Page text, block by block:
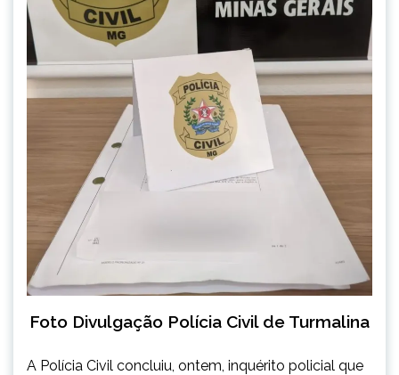
Foto Divulgação Polícia Civil de Turmalina
A Polícia Civil concluiu, ontem, inquérito policial que